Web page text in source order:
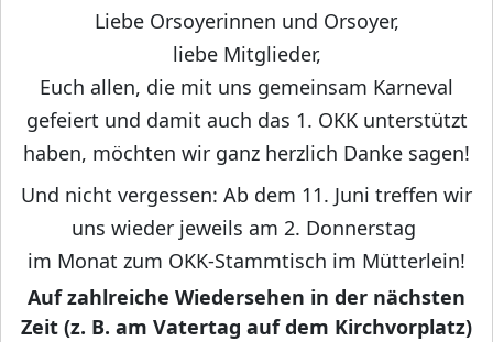
Liebe Orsoyerinnen und Orsoyer,
liebe Mitglieder,
Euch allen, die mit uns gemeinsam Karneval
gefeiert und damit auch das 1. OKK unterstützt
haben, möchten wir ganz herzlich Danke sagen!
Und nicht vergessen: Ab dem 11. Juni treffen wir
uns wieder jeweils am 2. Donnerstag
im Monat zum OKK-Stammtisch im Mütterlein!
Auf zahlreiche Wiedersehen in der nächsten
Zeit (z. B. am Vatertag auf dem Kirchvorplatz)